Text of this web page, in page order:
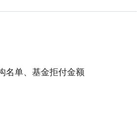
名单、基金拒付金额